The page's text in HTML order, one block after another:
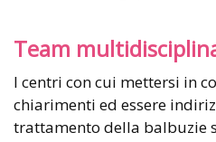
Team
I centri con cui mettersi in
chiarimenti ed essere
trattamento della balbuzie